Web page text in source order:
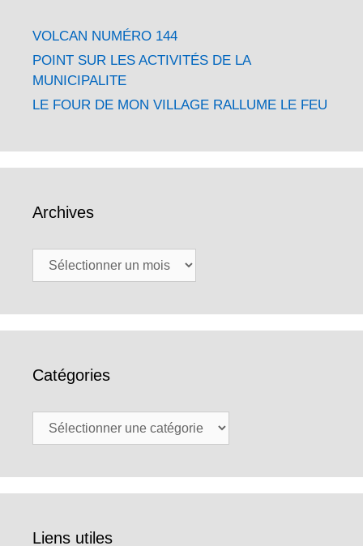
VOLCAN NUMÉRO 144
POINT SUR LES ACTIVITÉS DE LA
MUNICIPALITE
LE FOUR DE MON VILLAGE RALLUME LE FEU
Archives
Archives
Catégories
Catégories
Liens utiles